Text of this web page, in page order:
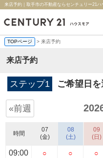
来店予約｜取手市の不動産ならセンチュリー21ハ
TOPページ > 来店予約
来店予約
ステップ1 ご希望日
«前週
時間
09:00
07
(金)
○
08
(土)
○
09
(日)
○